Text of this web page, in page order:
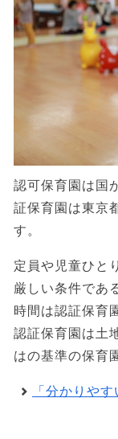
認可保育園は国
証保育園は東京
す。
定員や児童ひと
厳しい条件であ
時間は認証保育
認証保育園は土
はの基準の保育
「分かりや